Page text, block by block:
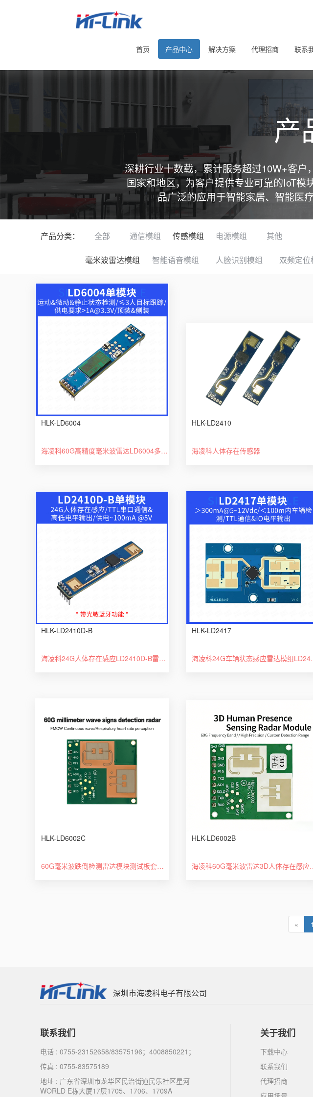
首页 产品中心 解决方案 代理招商 联系
产
深耕行业十数载，累计服务超过10W+客
国家和地区，为客户提供专业可靠的IoT
品广泛的应用于智能家居、智能医
产品分类： 全部 通信模组 传感模组
毫米波雷达模组 智能语音模组 人脸识别模组 双频定位
电源模组 其他
HLK-LD6004
海凌科60G高精度毫米波雷达LD6004多目标3D人体存在感应串口通信
HLK-LD2410
海凌科人体存在传感器
HLK-LD2410D-B
海凌科24G人体存在感应LD2410D-B雷达模块开关智能传感器带蓝牙
HLK-LD2417
海凌科24G车
HLK-LD6002C
60G毫米波跌倒检测雷达模块测试板套件 HLK-LD6002C 2T2R架构非接触式智能监测
HLK-LD6002B
海凌科60G毫米波
« 1
深圳市海凌科电子有限公司
联系我们
电话 : 0755-23152658/83575196；4008850221；
传真 : 0755-83575189
地址 : 广东省深圳市龙华区民治街道民乐社区星河
WORLD E栋大厦17层1705、1706、1709A
关于我们
下载中心
联系我们
代理招商